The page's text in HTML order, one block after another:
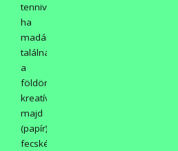
tennivalókkal,
ha
madárfiókát
találnak
a
földön,
kreatívkodhattak,
majd
(papír)
fecskét